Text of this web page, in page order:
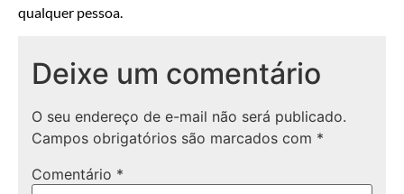
qualquer pessoa.
Deixe um comentário
O seu endereço de e-mail não será publicado.
Campos obrigatórios são marcados com *
Comentário *